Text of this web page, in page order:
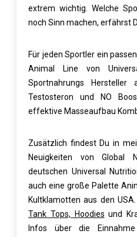
extrem wichtig. Welche
noch Sinn machen, erfährst
Für jeden Sportler ein
Animal Line von
Sportnahrungs
Testosteron und NO
effektive Masseaufbau
Zusätzlich findest Du in
Neuigkeiten von Global
deutschen Universal
auch eine große Palette
Kultklamotten aus den
Tank Tops, Hoodies und
Infos über die